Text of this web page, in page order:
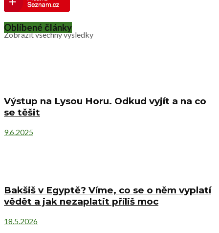
Žádný výsledek
Zobrazit všechny výsledky
Oblíbené články
Výstup na Lysou Horu. Odkud vyjít a na co
se těšit
9.6.2025
Bakšiš v Egyptě? Víme, co se o něm vyplatí
vědět a jak nezaplatit příliš moc
18.5.2026